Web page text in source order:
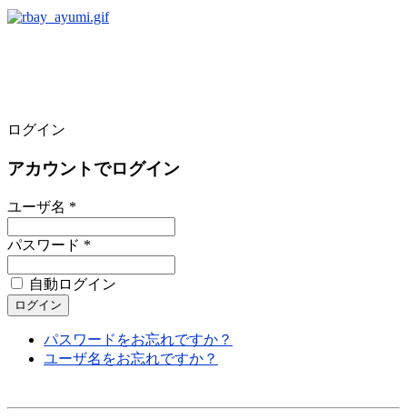
ログイン
アカウントでログイン
ユーザ名 *
パスワード *
自動ログイン
パスワードをお忘れですか？
ユーザ名をお忘れですか？